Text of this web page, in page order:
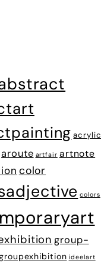
acrylic
aroute artfair artnote
color
colors
group-
ideelart